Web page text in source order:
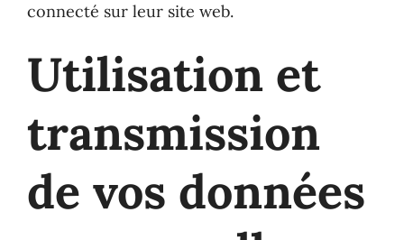
connecté sur leur site web.
Utilisation et
transmission
de vos données